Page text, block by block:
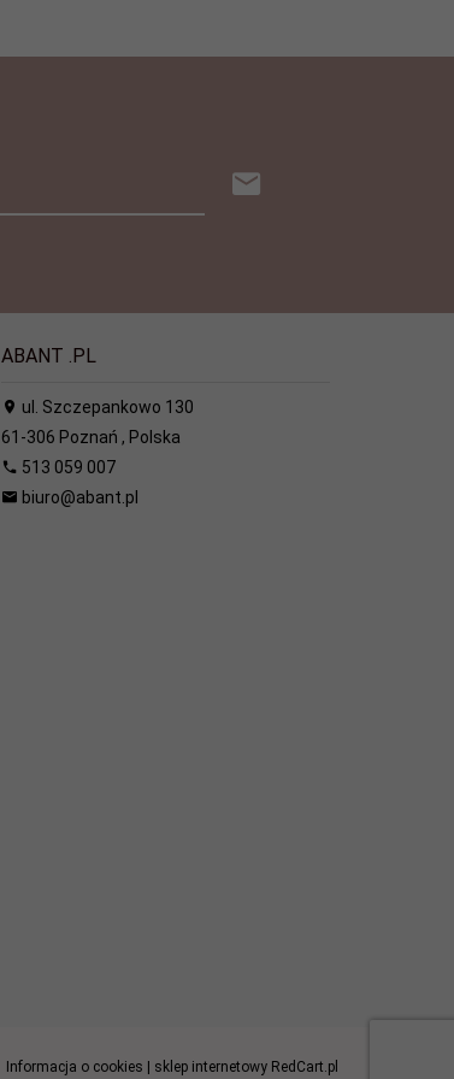
ABANT .PL
ul. Szczepankowo 130
61-306 Poznań , Polska
513 059 007
biuro@abant.pl
Informacja o cookies sklep internetowyRedCart.pl